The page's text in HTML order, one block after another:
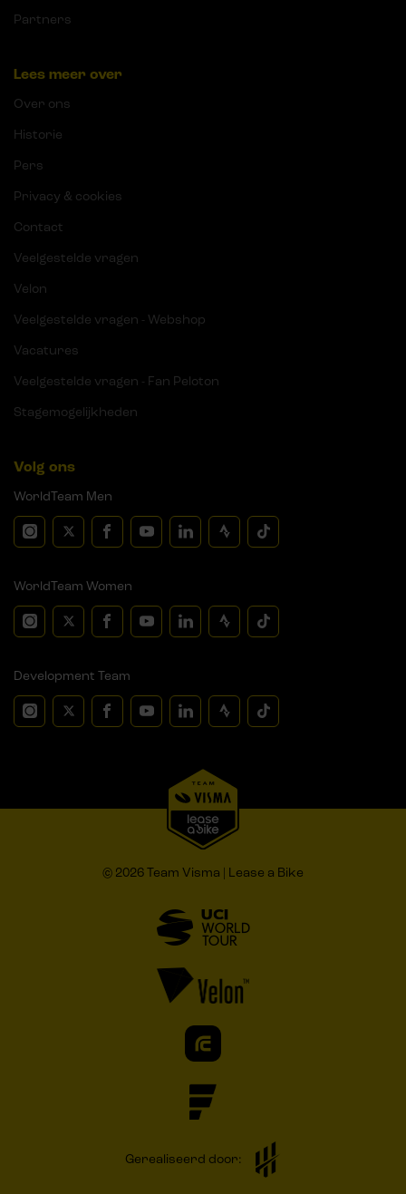
Partners
Lees meer over
Over ons
Historie
Pers
Privacy & cookies
Contact
Veelgestelde vragen
Velon
Veelgestelde vragen - Webshop
Vacatures
Veelgestelde vragen - Fan Peloton
Stagemogelijkheden
Volg ons
WorldTeam Men
WorldTeam Women
Development Team
© 2026 Team Visma | Lease a Bike
Gerealiseerd door: